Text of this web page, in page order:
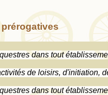
dans tout
de loisirs, d'initiation,
dans tout